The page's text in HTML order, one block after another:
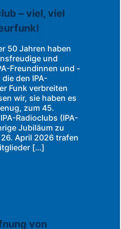
– viel, viel
50 Jahren haben
und
Freundinnen und -
den IPA-
Funk verbreiten
wir, sie haben es
zum 45.
Radioclubs (IPA-
Jubiläum zu
April 2026 trafen
[…]
von